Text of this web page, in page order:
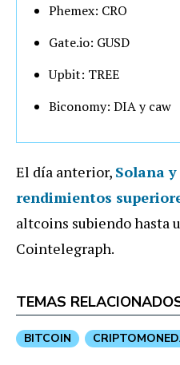
Phemex: CRO
Gate.io: GUSD
Upbit: TREE
Biconomy: DIA y caw
El día anterior, Solana
rendimientos
altcoins subiendo hasta
Cointelegraph.
TEMAS
BITCOIN